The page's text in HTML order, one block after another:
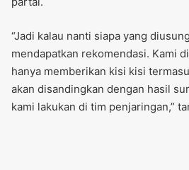
“Jadi kalau nanti siapa yang
mendapatkan rekomendasi. Kami
hanya memberikan kisi kisi
akan disandingkan dengan hasil
kami lakukan di tim penjaringan,”